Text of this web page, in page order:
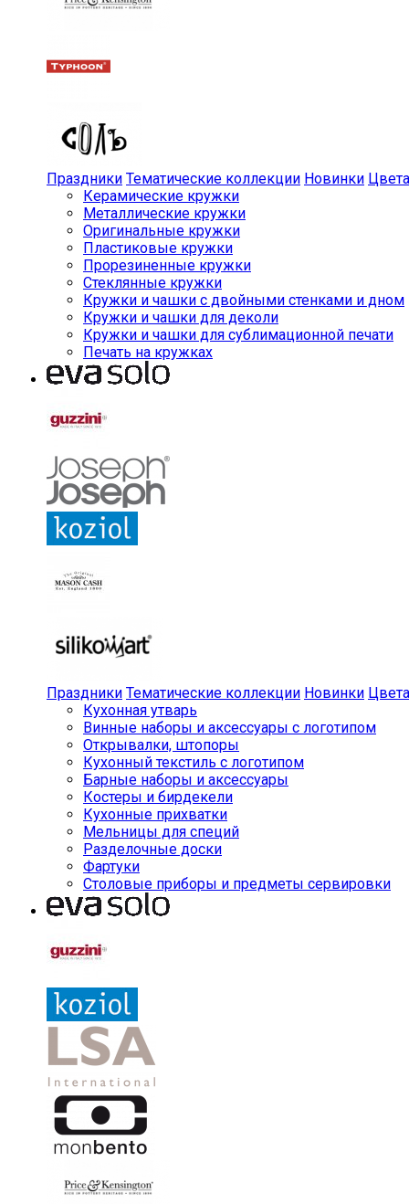
Праздники Тематические коллекции Новинки Цвета
Керамические кружки
Металлические кружки
Оригинальные кружки
Пластиковые кружки
Прорезиненные кружки
Стеклянные кружки
Кружки и чашки с двойными стенками и дном
Кружки и чашки для деколи
Кружки и чашки для сублимационной печати
Печать на кружках
Праздники Тематические коллекции Новинки Цвета
Кухонная утварь
Винные наборы и аксессуары с логотипом
Открывалки, штопоры
Кухонный текстиль с логотипом
Барные наборы и аксессуары
Костеры и бирдекели
Кухонные прихватки
Мельницы для специй
Разделочные доски
Фартуки
Столовые приборы и предметы сервировки